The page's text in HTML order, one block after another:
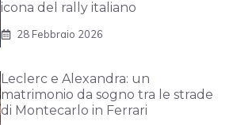
icona del rally italiano
28 Febbraio 2026
Leclerc e Alexandra: un
matrimonio da sogno tra le strade
di Montecarlo in Ferrari